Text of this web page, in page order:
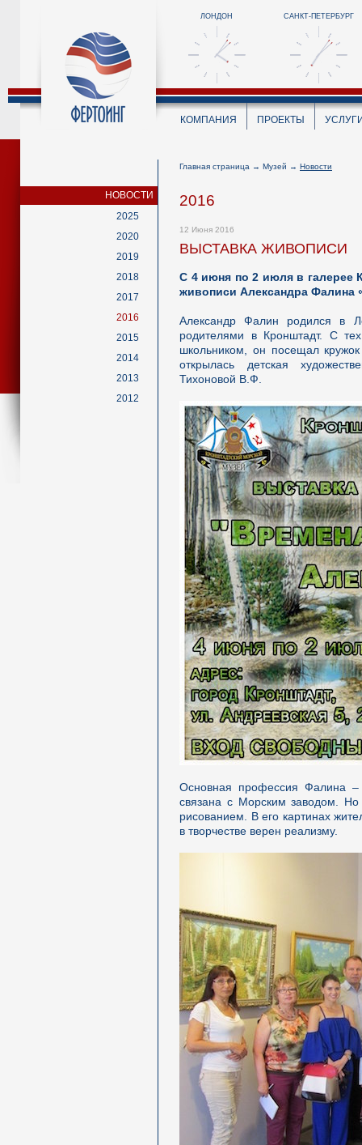
ЛОНДОН САНКТ-ПЕТЕРБУРГ
КОМПАНИЯ ПРОЕКТЫ
НОВОСТИ
2025
2020
2019
2018
2017
2016
2015
2014
2013
2012
Главная страница → Музей → Новости
2016
12 Июня 2016
ВЫСТАВКА ЖИВОПИСИ
С 4 июня по 2 июля в галерее
живописи Александра Фалина
Александр Фалин родился в
родителями в Кронштадт. С
школьником, он посещал
открылась детская
Тихоновой В.Ф.
Основная профессия Фалина –
связана с Морским заводом. Но
рисованием. В его картинах
в творчестве верен реализму.